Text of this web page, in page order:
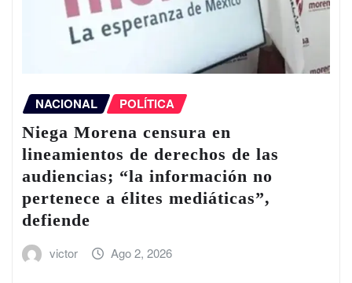
NACIONAL POLÍTICA
Niega Morena censura en
lineamientos de derechos de las
audiencias; “la información no
pertenece a élites mediáticas”,
defiende
victor Ago 2, 2026